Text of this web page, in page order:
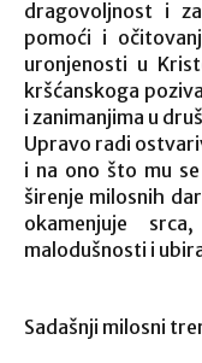
dragovoljnost i
pomoći i
uronjenosti u
kršćanskoga
i zanimanjima u
Upravo radi
i na ono što mu
širenje milosnih
okamenjuje
malodušnosti i
Sadašnji milosni